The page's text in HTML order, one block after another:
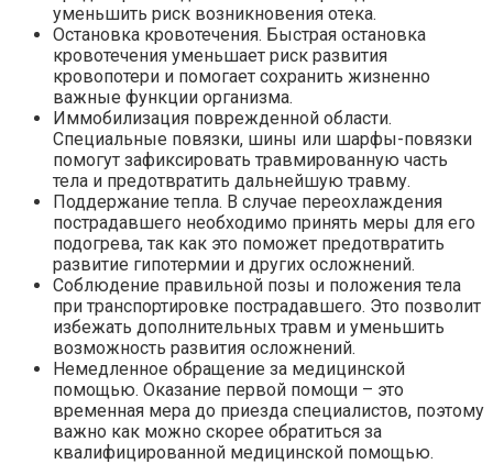
уменьшить риск возникновения отека.
Остановка кровотечения. Быстрая остановка
кровотечения уменьшает риск развития
кровопотери и помогает сохранить жизненно
важные функции организма.
Иммобилизация поврежденной области.
Специальные повязки, шины или шарфы-повязки
помогут зафиксировать травмированную часть
тела и предотвратить дальнейшую травму.
Поддержание тепла. В случае переохлаждения
пострадавшего необходимо принять меры для его
подогрева, так как это поможет предотвратить
развитие гипотермии и других осложнений.
Соблюдение правильной позы и положения тела
при транспортировке пострадавшего. Это позволит
избежать дополнительных травм и уменьшить
возможность развития осложнений.
Немедленное обращение за медицинской
помощью. Оказание первой помощи – это
временная мера до приезда специалистов, поэтому
важно как можно скорее обратиться за
квалифицированной медицинской помощью.